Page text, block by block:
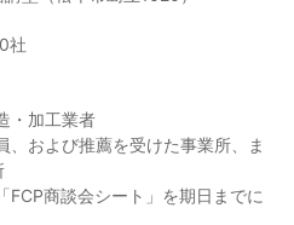
社
・加工業者
および推薦を受けた事業所、ま
商談会シート」を期日までに